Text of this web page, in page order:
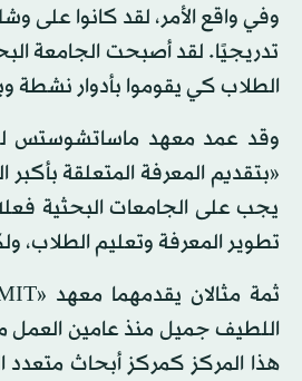
وفي واقع الأمر، لقد كانوا على
تدريجيًا. لقد أصبحت الجامعة
الطلاب كي يقوموا بأدوار نشطة
وقد عمد معهد ماساتشوستس
«بتقديم المعرفة المتعلقة
يجب على الجامعات البحثية
تطوير المعرفة وتعليم
هذا المركز كمركز أبحاث